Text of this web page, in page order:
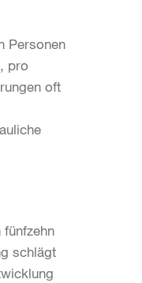
Personen
pro
oft
schlägt